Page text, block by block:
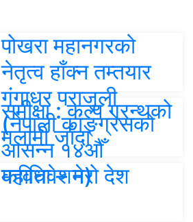
पोखरा महानगरको
नेतृत्व हाँक्न तम्तयार
गंगाधर पराजुली
(नेपाली कांङ्ग्रेसको
आसन्न १४औँ
महाधिवेशन)
समीक्षा : कल्प ग्रन्थको
मलामी जाँदा
कविता – मेरो देश